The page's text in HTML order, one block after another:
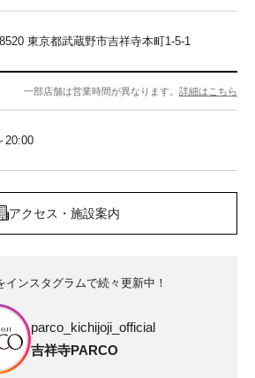
東京都武蔵野市吉祥寺本町1-5-1
一部店舗は営業時間が異なります。 詳細はこちら
20:00
アクセス・施設案内
インスタグラムで続々更新中！
parco_kichijoji_official
吉祥寺PARCO